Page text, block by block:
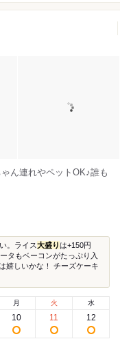
ん連れやペットOK♪誰も
。ライス大盛りは+150円
タもベーコンがたっぷり入
嬉しいかな！ チーズケーキ
月
10
火
11
水
12